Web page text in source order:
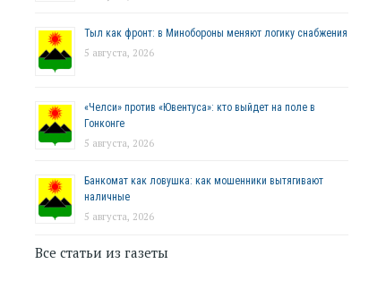
Тыл как фронт: в Минобороны меняют логику снабжения
5 августа, 2026
«Челси» против «Ювентуса»: кто выйдет на поле в
Гонконге
5 августа, 2026
Банкомат как ловушка: как мошенники вытягивают
наличные
5 августа, 2026
Все статьи из газеты